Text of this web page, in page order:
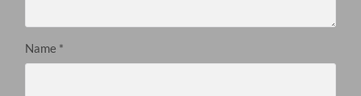
Name *